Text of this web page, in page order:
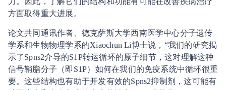
方面取得重大进展。
论文共同通讯作者、德克萨斯大学西南医学中心分子遗传
学系和生物物理学系的Xiaochun Li博士说，“我们的研究揭
示了Spns2介导的S1P转运循环的原子细节，这对理解这种
信号鞘脂分子（即S1P）如何在我们的免疫系统中循环很重
要。这些结构也有助于开发有效的Spns2抑制剂，这可能有